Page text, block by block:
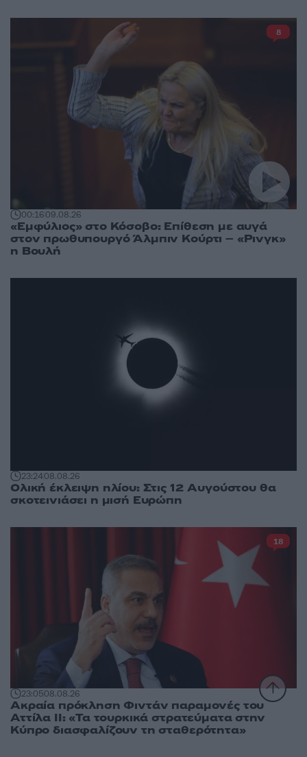
00:1609.08.26
«Εμφύλιος» στο Κόσοβο: Επίθεση με αυγά
στον πρωθυπουργό Άλμπιν Κούρτι – «Ρινγκ»
η Βουλή
8
23:2408.08.26
Ολική έκλειψη ηλίου: Στις 12 Αυγούστου θα
σκοτεινιάσει η μισή Ευρώπη
23:0508.08.26
Ακραία πρόκληση Φιντάν παραμονές του
Αττίλα ΙΙ: «Τα τουρκικά στρατεύματα στην
Κύπρο διασφαλίζουν τη σταθερότητα»
18